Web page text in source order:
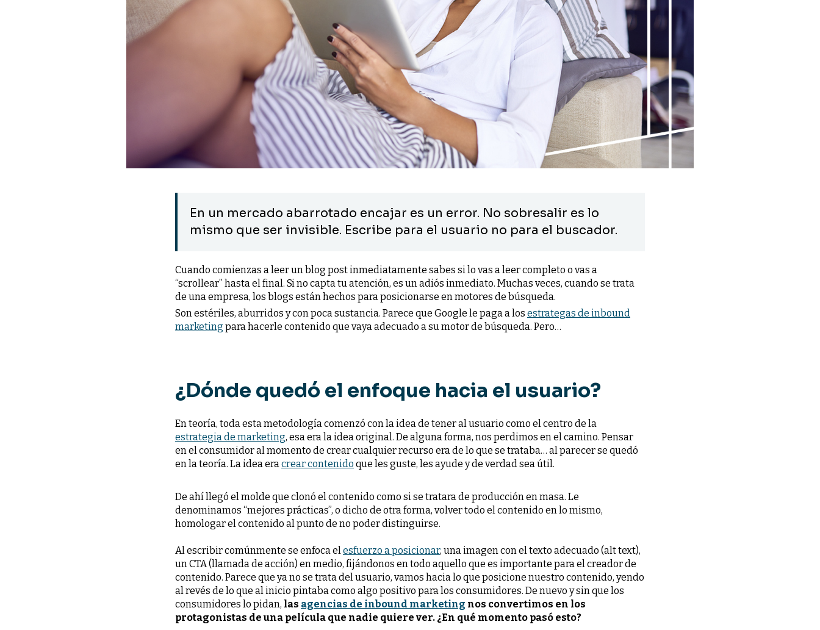
En un mercado abarrotado encajar es un error. No sobresalir es lo
mismo que ser invisible. Escribe para el usuario no para el buscador.
Cuando comienzas a leer un blog post inmediatamente sabes si lo vas a leer completo o vas a
“scrollear” hasta el final. Si no capta tu atención, es un adiós inmediato. Muchas veces, cuando se trata
de una empresa, los blogs están hechos para posicionarse en motores de búsqueda.
Son estériles, aburridos y con poca sustancia. Parece que Google le paga a los estrategas de inbound
marketing para hacerle contenido que vaya adecuado a su motor de búsqueda. Pero…
¿Dónde quedó el enfoque hacia el usuario?
En teoría, toda esta metodología comenzó con la idea de tener al usuario como el centro de la
estrategia de marketing, esa era la idea original. De alguna forma, nos perdimos en el camino. Pensar
en el consumidor al momento de crear cualquier recurso era de lo que se trataba… al parecer se quedó
en la teoría. La idea eracrear contenido que les guste, les ayude y de verdad sea útil.
De ahí llegó el molde que clonó el contenido como si se tratara de producción en masa. Le
denominamos “mejores prácticas”, o dicho de otra forma, volver todo el contenido en lo mismo,
homologar el contenido al punto de no poder distinguirse.
Al escribir comúnmente se enfoca elesfuerzo a posicionar, una imagen con el texto adecuado (alt text),
un CTA (llamada de acción) en medio, fijándonos en todo aquello que es importante para el creador de
contenido. Parece que ya no se trata del usuario, vamos hacia lo que posicione nuestro contenido, yendo
al revés de lo que al inicio pintaba como algo positivo para los consumidores. De nuevo y sin que los
consumidores lo pidan, las agencias de inbound marketing nos convertimos en los
protagonistas de una película que nadie quiere ver. ¿En qué momento pasó esto?